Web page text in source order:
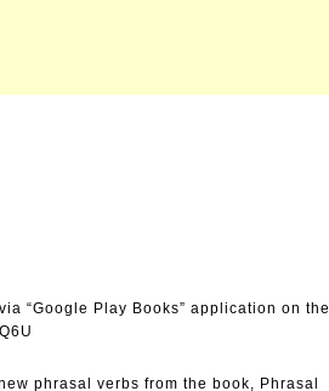
“Google Play Books” application on the
phrasal verbs from the book, Phrasal